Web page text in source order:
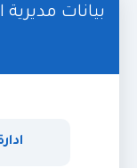
بيانات مديرية